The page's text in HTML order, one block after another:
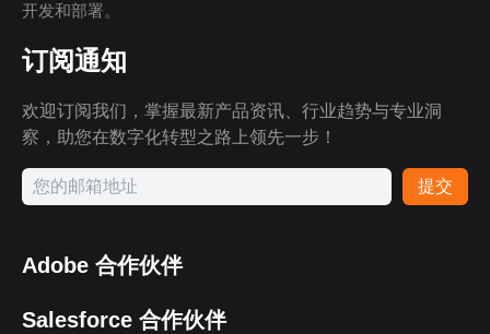
开发和部署。
订阅通知
欢迎订阅我们，掌握最新产品资讯、行业趋势与专业洞
察，助您在数字化转型之路上领先一步！
提交
Adobe 合作伙伴
Salesforce 合作伙伴